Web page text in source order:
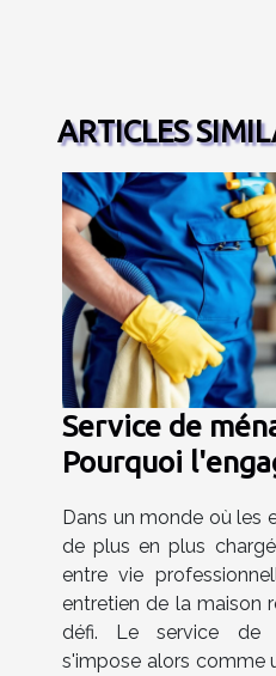
ARTICLES
Service de
Pourquoi
Dans un monde où les
de plus en plus
entre vie
entretien de la maison
défi. Le service de
s'impose alors comme